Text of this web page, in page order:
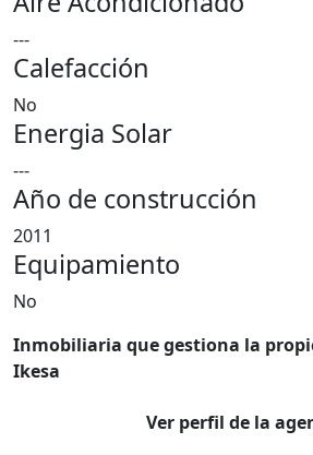
---
Calefacción
No
Energia Solar
---
Año de construcción
2011
Equipamiento
No
Inmobiliaria que gestiona la
Ikesa
Ver perfil de la